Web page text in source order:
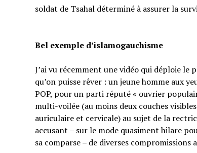
soldat de Tsahal déterminé à assurer la
Bel exemple d’islamogauchisme
J’ai vu récemment une vidéo qui déploie le
qu’on puisse rêver : un jeune homme aux
POP, pour un parti réputé « ouvrier
multi-voilée (au moins deux couches
auriculaire et cervicale) au sujet de la
accusant – sur le mode quasiment hilare
sa comparse – de diverses compromissions